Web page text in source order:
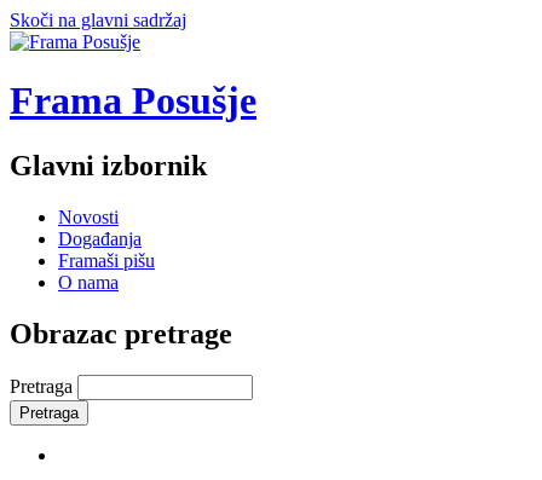
Skoči na glavni sadržaj
Frama Posušje
Glavni izbornik
Novosti
Događanja
Framaši pišu
O nama
Obrazac pretrage
Pretraga